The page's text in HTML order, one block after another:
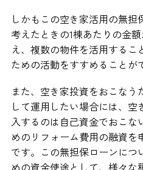
しかもこの空き家活用の無
考えたときの1棟あたりの金
え、複数の物件を活用する
ための活動をすすめることが
また、空き家投資をおこなう
して運用したい場合には、
入するのは自己資金でおこな
めのリフォーム費用の融資
です。この無担保ローンにつ
めの資金使途として、様々な